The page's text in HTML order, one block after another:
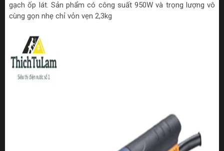
gạch ốp lát. Sản phẩm có công suất 950W và trọng lượng vô
cùng gọn nhẹ chỉ vỏn vẹn 2,3kg